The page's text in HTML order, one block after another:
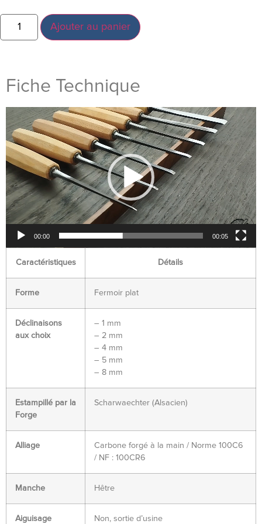
Ajouter au panier
Fiche Technique
Lecteur
vidéo
00:00 00:05
Caractéristiques Détails
Forme Fermoir plat
Déclinaisons
aux choix
– 1 mm
– 2 mm
– 4 mm
– 5 mm
– 8 mm
Estampillé par la
Forge
Scharwaechter (Alsacien)
Alliage
Carbone forgé à la main / Norme 100C6
/ NF : 100CR6
Manche Hêtre
Aiguisage Non, sortie d’usine